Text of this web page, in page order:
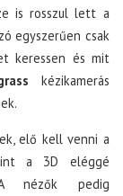
is rosszul lett a
egyszerűen csak
keressen és mit
kézikamerás
elő kell venni a
a 3D eléggé
nézők pedig